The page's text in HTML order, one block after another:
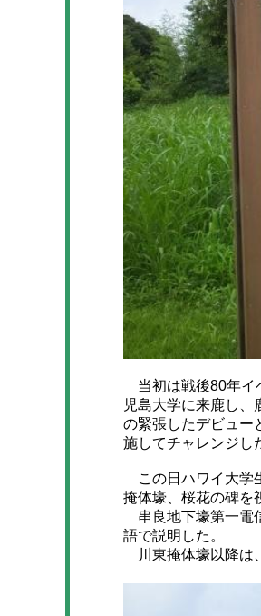
当初は戦後80年イ
児島大学に来鹿し、
の緊張したデビュー
施してチャレンジし
この日ハワイ大学
掩体壕、桜花の碑を
串良地下壕第一電
語で説明した。
川東掩体壕以降は